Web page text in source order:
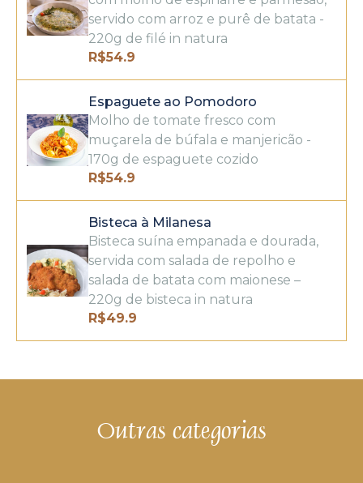
servido com arroz e purê de batata -
220g de filé in natura
R$54.9
Espaguete ao Pomodoro
Molho de tomate fresco com
muçarela de búfala e manjericão -
170g de espaguete cozido
R$54.9
Bisteca à Milanesa
Bisteca suína empanada e dourada,
servida com salada de repolho e
salada de batata com maionese –
220g de bisteca in natura
R$49.9
Outras categorias